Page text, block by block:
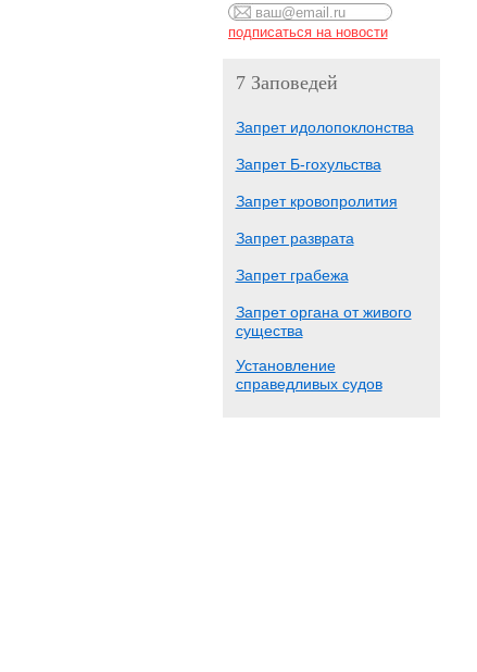
7 Заповедей
Запрет идолопоклонства
Запрет Б-гохульства
Запрет кровопролития
Запрет разврата
Запрет грабежа
Запрет органа от живого
существа
Установление
справедливых судов